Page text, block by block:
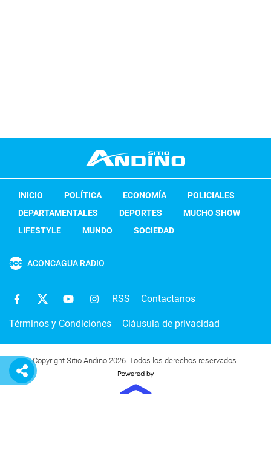
INICIO POLÍTICA ECONOMÍA
POLICIALES
DEPARTAMENTALES
DEPORTES
MUCHO SHOW
LIFESTYLE
MUNDO SOCIEDAD
ACONCAGUA RADIO
RSS Contactanos
Términos y Condiciones Cláusula de privacidad
Copyright Sitio Andino 2026. Todos los derechos reservados.